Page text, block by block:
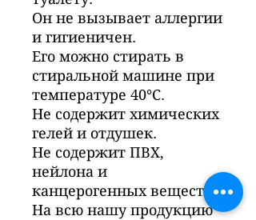
Он не вызывает аллергии
и гигиеничен.
Его можно стирать в
стиральной машине при
температуре 40°С.
Не содержит химических
гелей и отдушек.
Не содержит ПВХ,
нейлона и
канцерогенных веществ.
На всю нашу продукцию